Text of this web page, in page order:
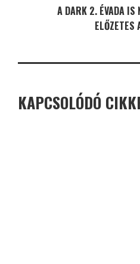
A DARK 2. ÉVADA IS
ELŐZETES
KAPCSOLÓDÓ